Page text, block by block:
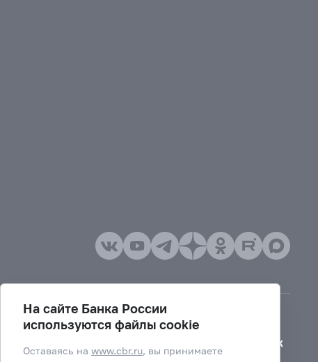
Версия для слабовидящих
На сайте Банка России
используются файлы cookie
Оставаясь наwww.cbr.ru, вы принимаете